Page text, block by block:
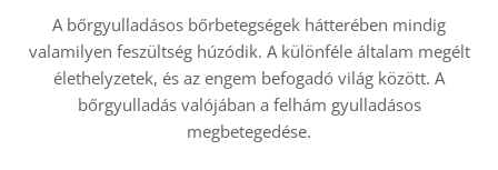
A bőrgyulladásos bőrbetegségek hátterében mindig
valamilyen feszültség húzódik. A különféle általam megélt
élethelyzetek, és az engem befogadó világ között. A
bőrgyulladás valójában a felhám gyulladásos
megbetegedése.